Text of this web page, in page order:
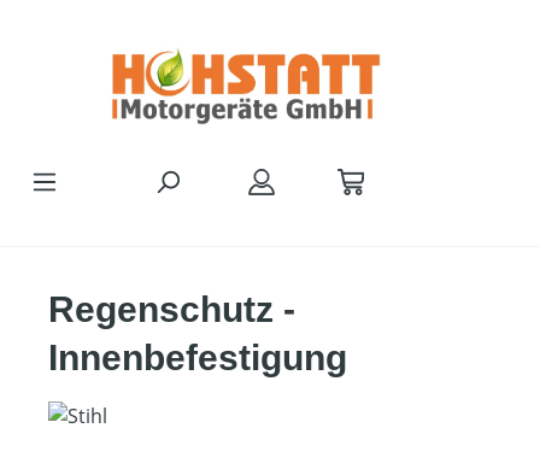
Regenschutz -
Innenbefestigung